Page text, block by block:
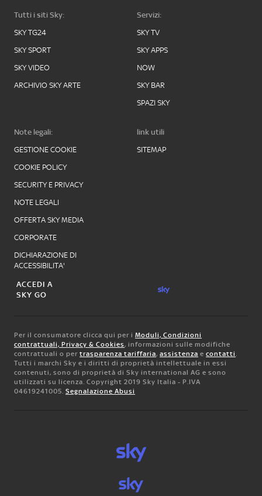
Tutti i siti Sky:
SKY TG24
SKY SPORT
SKY VIDEO
ARCHIVIO SKY ARTE
Servizi:
SKY TV
SKY APPS
NOW
SKY BAR
SPAZI SKY
Note legali:
GESTIONE COOKIE
COOKIE POLICY
SECURITY E PRIVACY
NOTE LEGALI
OFFERTA SKY MEDIA
CORPORATE
DICHIARAZIONE DI
ACCESSIBILITA'
link utili
SITEMAP
ACCEDI A
SKY GO
Per il consumatore clicca qui per i Moduli, Condizioni
contrattuali, Privacy & Cookies, informazioni sulle modifiche
contrattuali o per trasparenza tariffaria, assistenza e contatti.
Tutti i marchi Sky e i diritti di proprietà intellettuale in essi
contenuti, sono di proprietà di Sky international AG e sono
utilizzati su licenza. Copyright 2019 Sky Italia - P.IVA
04619241005. Segnalazione Abusi